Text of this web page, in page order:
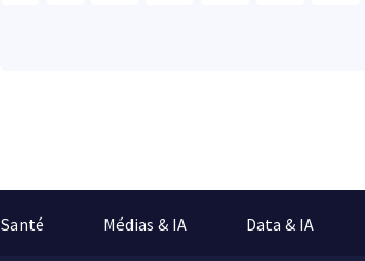
Santé Médias & IA Data & IA